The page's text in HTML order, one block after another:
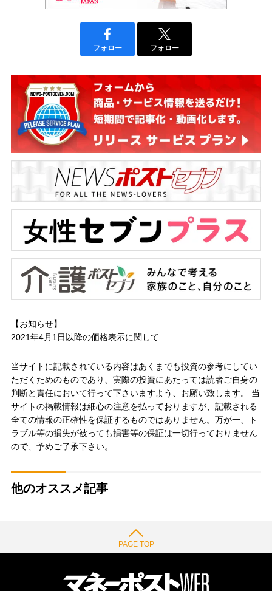
フォロー フォロー
【お知らせ】
2021年4月1日以降の価格表示に関して
当サイトに記載されている内容はあくまでも投資の参考にしてい
ただくためのものであり、実際の投資にあたっては読者ご自身の
判断と責任において行って下さいますよう、お願い致します。 当
サイトの掲載情報は細心の注意を払っておりますが、記載される
全ての情報の正確性を保証するものではありません。万が一、ト
ラブル等の損失が被っても損害等の保証は一切行っておりません
ので、予めご了承下さい。
他のオススメ記事
PAGE TOP